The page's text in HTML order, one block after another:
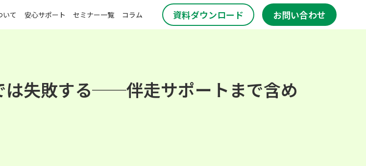
いて 安心サポート セミナー一覧 コラム 資料ダウンロード お問い合わせ
は失敗する──伴走サポートまで含め